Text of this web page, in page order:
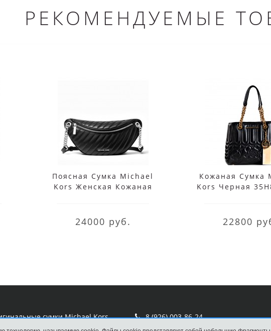
РЕКОМЕНДУЕМЫЕ
Поясная Сумка Michael
Kors Женская Кожаная
24000 руб.
Кожаная Сумка
Kors Черная
22800
сумки Michael Kors 8 (926) 003-86-24